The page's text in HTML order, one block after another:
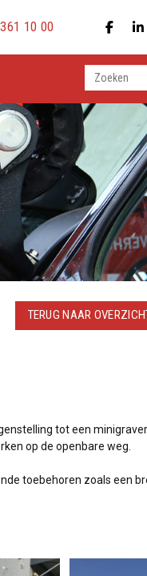
10 00
TERUG NAAR
tot een
op de openbare weg.
toebehoren zoals een